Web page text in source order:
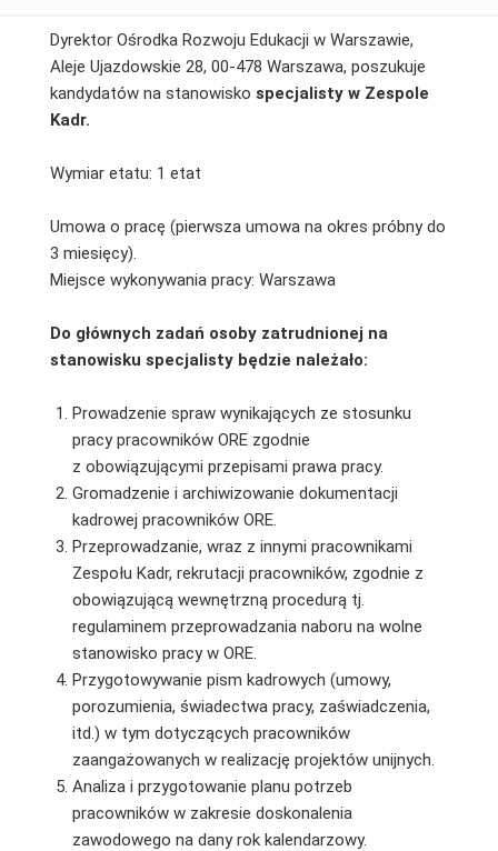
Dyrektor Ośrodka Rozwoju Edukacji w Warszawie,
Aleje Ujazdowskie 28, 00-478 Warszawa, poszukuje
kandydatów na stanowisko specjalisty w Zespole
Kadr.
Wymiar etatu: 1 etat
Umowa o pracę (pierwsza umowa na okres próbny do
3 miesięcy).
Miejsce wykonywania pracy: Warszawa
Do głównych zadań osoby zatrudnionej na
stanowisku specjalisty będzie należało:
Prowadzenie spraw wynikających ze stosunku
pracy pracowników ORE zgodnie
z obowiązującymi przepisami prawa pracy.
Gromadzenie i archiwizowanie dokumentacji
kadrowej pracowników ORE.
Przeprowadzanie, wraz z innymi pracownikami
Zespołu Kadr, rekrutacji pracowników, zgodnie z
obowiązującą wewnętrzną procedurą tj.
regulaminem przeprowadzania naboru na wolne
stanowisko pracy w ORE.
Przygotowywanie pism kadrowych (umowy,
porozumienia, świadectwa pracy, zaświadczenia,
itd.) w tym dotyczących pracowników
zaangażowanych w realizację projektów unijnych.
Analiza i przygotowanie planu potrzeb
pracowników w zakresie doskonalenia
zawodowego na dany rok kalendarzowy.